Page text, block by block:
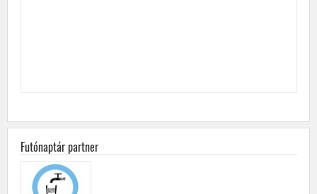
Futónaptár partner